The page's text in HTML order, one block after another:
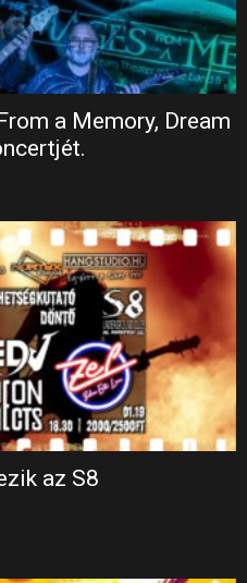
a Memory, Dream
az S8